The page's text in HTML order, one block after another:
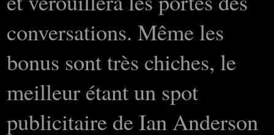
conversations. Même les
bonus sont très chiches, le
meilleur étant un spot
publicitaire de Ian Anderson